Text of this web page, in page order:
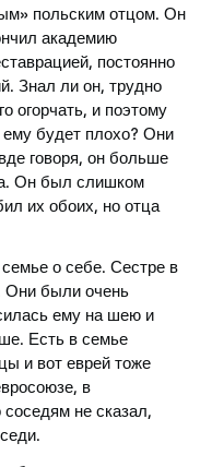
польским отцом. Он
академию
постоянно
Знал ли он, трудно
огорчать, и поэтому
будет плохо? Они
говоря, он больше
Он был слишком
их обоих, но отца
о себе. Сестре в
Они были очень
ему на шею и
Есть в семье
и вот еврей тоже
в
не сказал,